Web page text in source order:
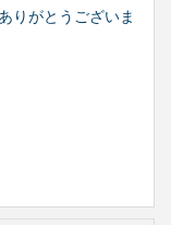
りがとうございま